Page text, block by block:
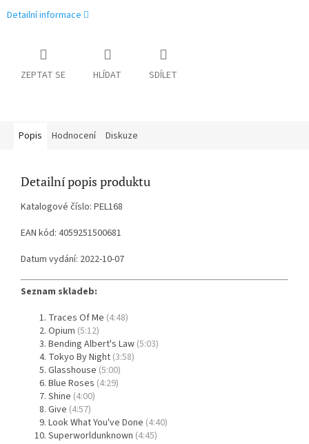
Detailní informace
ZEPTAT SE HLÍDAT SDÍLET
Popis Hodnocení Diskuze
Detailní popis produktu
Katalogové číslo: PEL168
EAN kód: 4059251500681
Datum vydání: 2022-10-07
Seznam skladeb:
Traces Of Me (4:48)
Opium (5:12)
Bending Albert's Law (5:03)
Tokyo By Night (3:58)
Glasshouse (5:00)
Blue Roses (4:29)
Shine (4:00)
Give (4:57)
Look What You've Done (4:40)
Superworldunknown (4:45)